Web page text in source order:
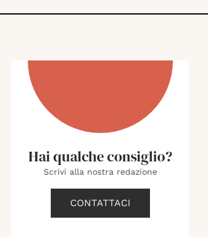
Hai qualche consiglio?
Scrivi alla nostra redazione
CONTATTACI